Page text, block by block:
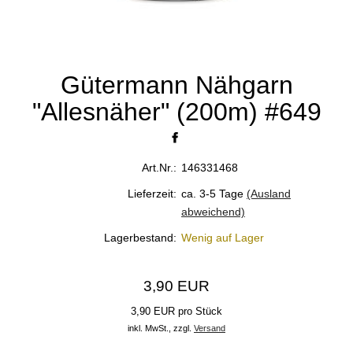
Gütermann Nähgarn
"Allesnäher" (200m) #649
Art.Nr.: 146331468
Lieferzeit: ca. 3-5 Tage (Ausland
abweichend)
Lagerbestand: Wenig auf Lager
3,90 EUR
3,90 EUR pro Stück
inkl. MwSt., zzgl. Versand